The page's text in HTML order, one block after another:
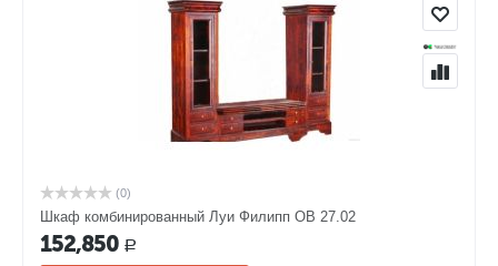
(0)
Шкаф комбинированный Луи Филипп ОВ 27.02
152,850 Р